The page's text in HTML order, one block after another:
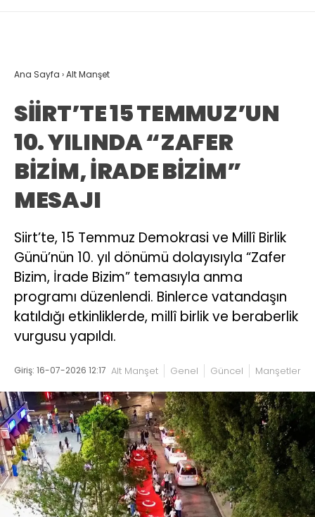
Ana Sayfa ›Alt Manşet
SİİRT’TE 15 TEMMUZ’UN
10. YILINDA “ZAFER
BİZİM, İRADE BİZİM”
MESAJI
Siirt’te, 15 Temmuz Demokrasi ve Millî Birlik
Günü’nün 10. yıl dönümü dolayısıyla “Zafer
Bizim, İrade Bizim” temasıyla anma
programı düzenlendi. Binlerce vatandaşın
katıldığı etkinliklerde, millî birlik ve beraberlik
vurgusu yapıldı.
Giriş: 16-07-2026 12:17 Alt Manşet Genel Güncel Manşetler